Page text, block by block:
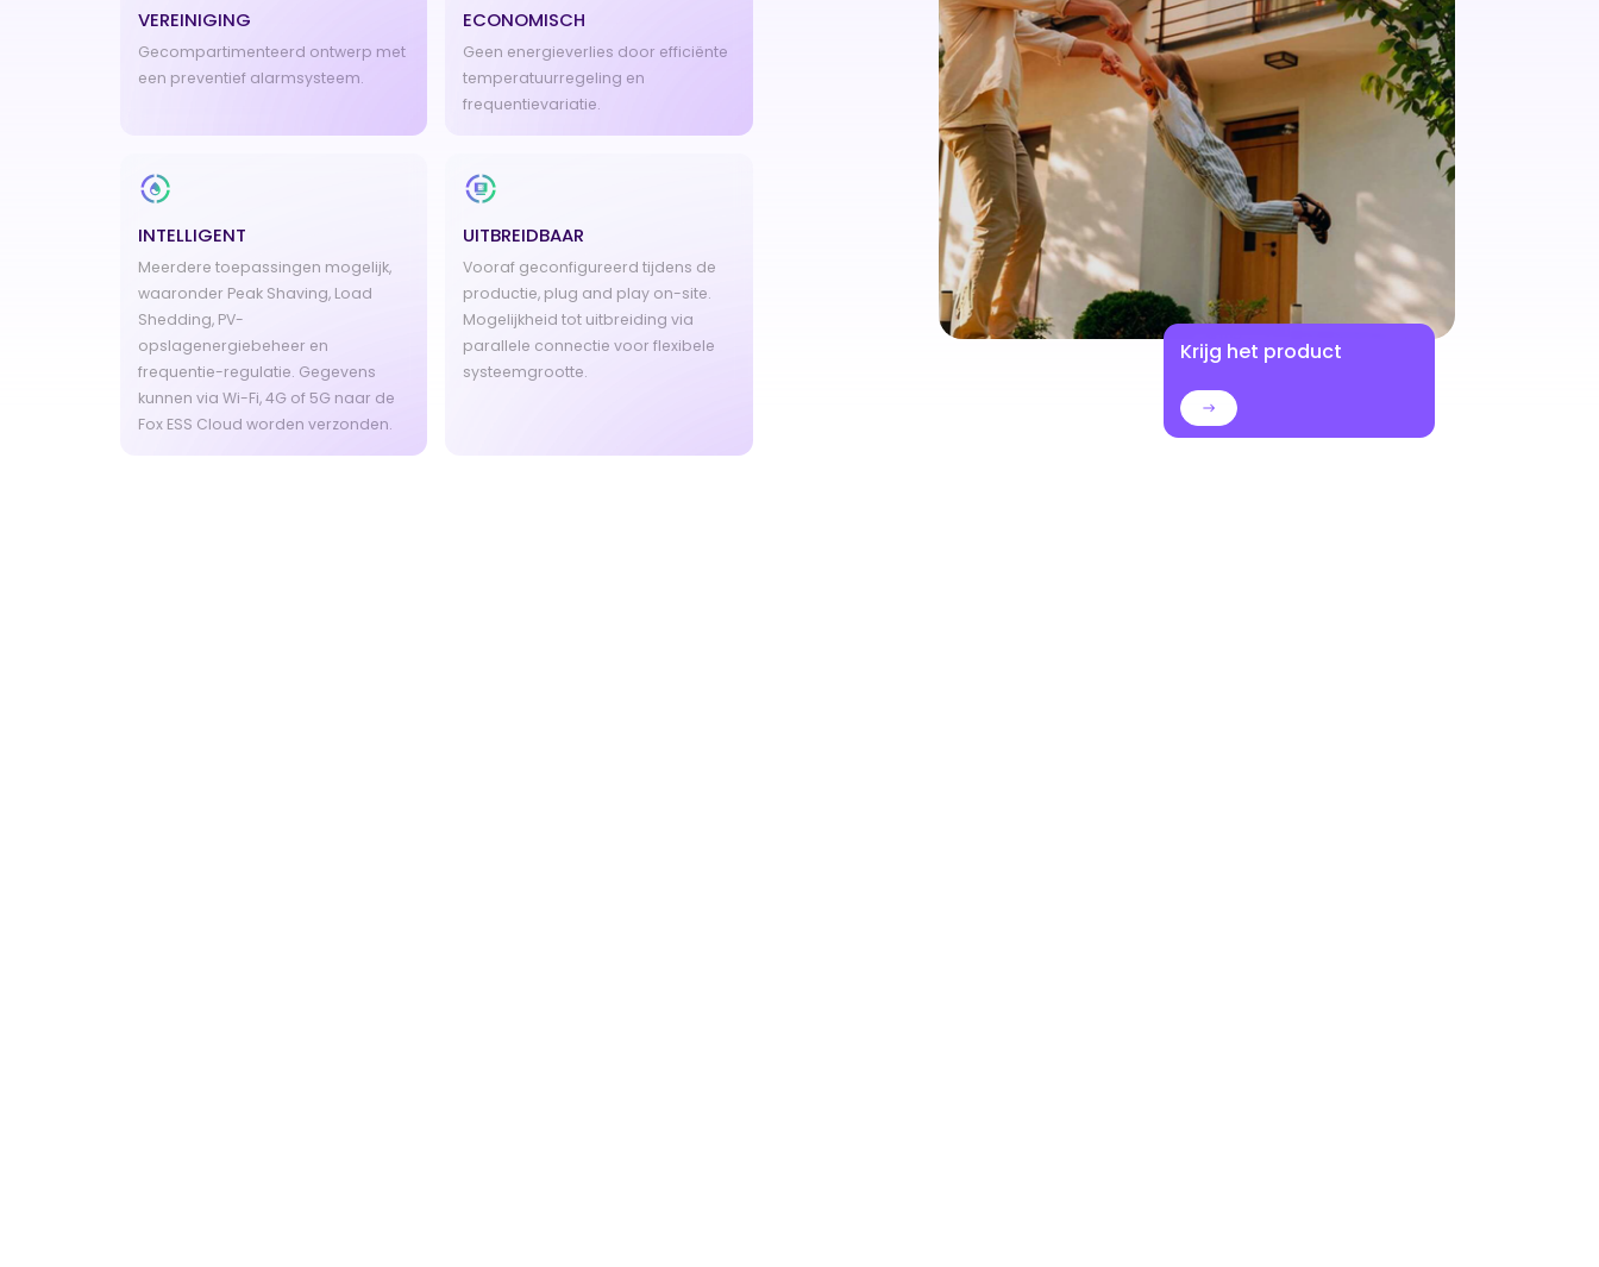
VEREINIGING
Gecompartimenteerd ontwerp met
een preventief alarmsysteem.
ECONOMISCH
Geen energieverlies door efficiënte
temperatuurregeling en
frequentievariatie.
INTELLIGENT
Meerdere toepassingen mogelijk,
waaronder Peak Shaving, Load
Shedding, PV-
opslagenergiebeheer en
frequentie-regulatie. Gegevens
kunnen via Wi-Fi, 4G of 5G naar de
Fox ESS Cloud worden verzonden.
UITBREIDBAAR
Vooraf geconfigureerd tijdens de
productie, plug and play on-site.
Mogelijkheid tot uitbreiding via
parallele connectie voor flexibele
systeemgrootte.
Krijg het product